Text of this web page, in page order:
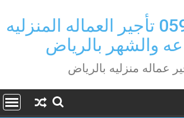
0596042802 تأجير العماله المنزليه
والشهر بالرياض
عماله منزليه بالرياض